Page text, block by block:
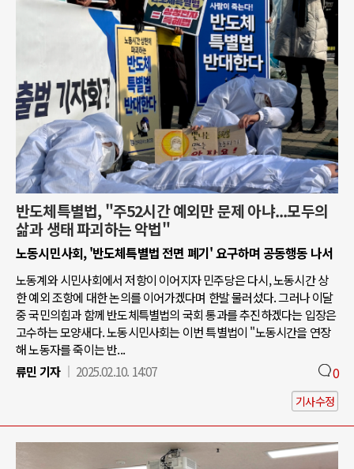
반도체특별법, "주52시간 예외만 문제 아냐...모두의
삶과 생태 파괴하는 악법"
노동시민사회, '반도체특별법 전면 폐기' 요구하며 공동행동 나서
노동계와 시민사회에서 저항이 이어지자 민주당은 다시, 노동시간 상
한 예외 조항에 대한 논의를 이어가겠다며 한발 물러섰다. 그러나 이달
중 국민의힘과 함께 반도체특별법의 국회 통과를 추진하겠다는 입장은
고수하는 모양새다. 노동시민사회는 이번 특별법이 "노동시간을 연장
해 노동자를 죽이는 반...
류민 기자
2025.02.10. 14:07 0
기사수정